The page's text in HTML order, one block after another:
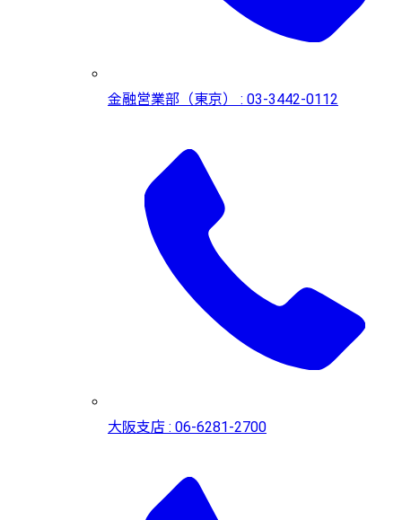
金融営業部（東京） : 03-3442-0112
大阪支店 : 06-6281-2700